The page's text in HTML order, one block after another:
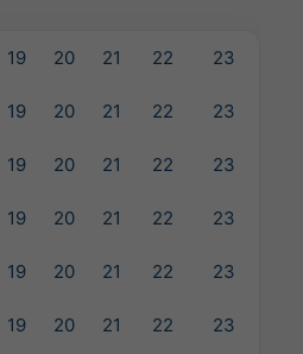
19 20 21 22 23
19 20 21 22 23
19 20 21 22 23
19 20 21 22 23
19 20 21 22 23
19 20 21 22 23